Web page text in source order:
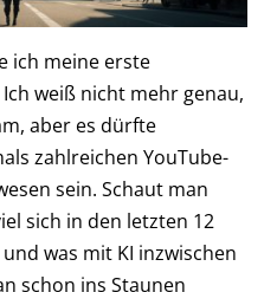
ich meine erste
weiß nicht mehr genau,
aber es dürfte
zahlreichen YouTube-
sein. Schaut man
sich in den letzten 12
was mit KI inzwischen
schon ins Staunen